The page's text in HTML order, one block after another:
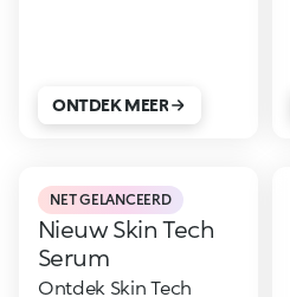
ONTDEK MEER
NET GELANCEERD
Nieuw Skin Tech
Serum
Ontdek Skin Tech